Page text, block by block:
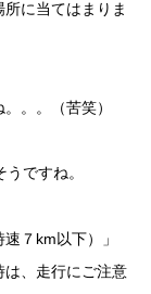
に当てはまりま
。。（苦笑）
ですね。
７km以下）」
は、走行にご注意